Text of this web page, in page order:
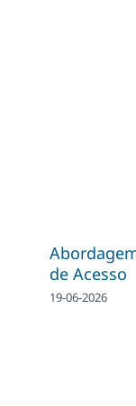
de Acesso
19-06-2026